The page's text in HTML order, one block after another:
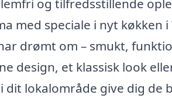
og tilfredsstillende
med speciale i nyt køkken
drømt om – smukt,
design, et klassisk look
dit lokalområde give dig de